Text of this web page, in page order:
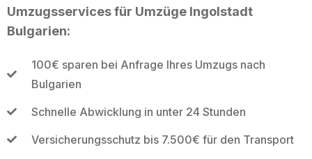
Umzugsservices für Umzüge Ingolstadt
Bulgarien:
100€ sparen bei Anfrage Ihres Umzugs nach
Bulgarien
Schnelle Abwicklung in unter 24 Stunden
Versicherungsschutz bis 7.500€ für den Transport